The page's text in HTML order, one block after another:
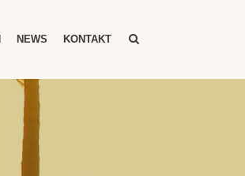
NEWS KONTAKT